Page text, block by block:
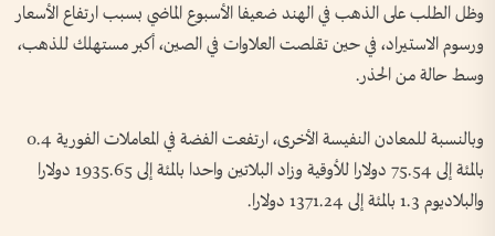
وظل الطلب على الذهب في الهند ضعيفا الأسبوع الماضي ‌بسبب ارتفاع الأسعار
ورسوم الاستيراد، في حين تقلصت العلاوات في الصين، أكبر مستهلك للذهب،
وسط حالة من الحذر.
وبالنسبة للمعادن النفيسة الأخرى، ارتفعت الفضة في المعاملات الفورية 0.4
بالمئة إلى 75.54 دولارا للأوقية وزاد البلاتين واحدا بالمئة إلى 1935.65 دولارا
والبلاديوم 1.3 بالمئة إلى ‌1371.24 دولارا.